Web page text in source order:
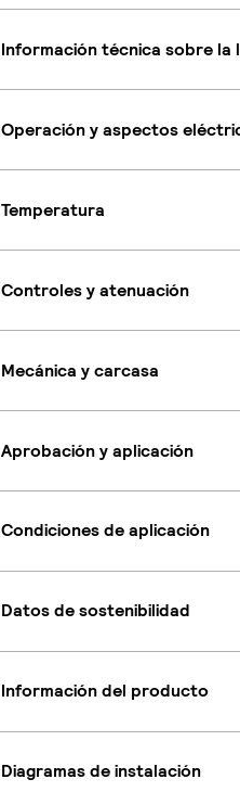
Información técnica sobre la
Operación y aspectos
Temperatura
Controles y atenuación
Mecánica y carcasa
Aprobación y aplicación
Condiciones de aplicación
Datos de sostenibilidad
Información del producto
Diagramas de instalación